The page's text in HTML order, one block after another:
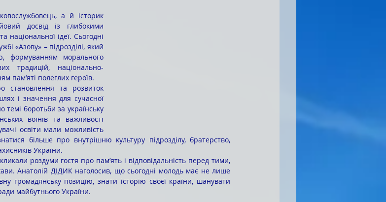
досвід із глибокими
національної ідеї. Сьогодні
«Азову» – підрозділі, який
формуванням морального
традицій, національно-
пам’яті полеглих героїв.
і значення для сучасної
темі боротьби за українську
воїнів та важливості
освіти мали можливість
більше про внутрішню культуру підрозділу, братерство,
України.
Анатолій ДІДИК наголосив, що сьогодні молодь має не лише
громадянську позицію, знати історію своєї країни, шанувати
майбутнього України.